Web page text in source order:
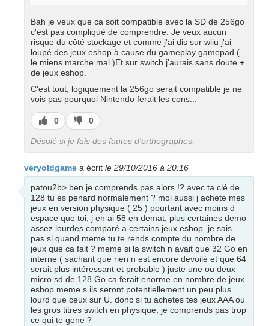
Bah je veux que ca soit compatible avec la SD de 256go
c'est pas compliqué de comprendre. Je veux aucun
risque du côté stockage et comme j'ai dis sur wiiu j'ai
loupé des jeux eshop à cause du gameplay gamepad (
le miens marche mal )Et sur switch j'aurais sans doute +
de jeux eshop.
C'est tout, logiquement la 256go serait compatible je ne
vois pas pourquoi Nintendo ferait les cons...
J’aime
0
J’aime
pas
0
Désolé si je fais des fautes d'orthographes.
veryoldgame a écrit le 29/10/2016 à 20:16
patou2b> ben je comprends pas alors !? avec ta clé de
128 tu es penard normalement ? moi aussi j achete mes
jeux en version physique ( 25 ) pourtant avec moins d
espace que toi, j en ai 58 en demat, plus certaines demo
assez lourdes comparé a certains jeux eshop. je sais
pas si quand meme tu te rends compte du nombre de
jeux que ca fait ? meme si la switch n avait que 32 Go en
interne ( sachant que rien n est encore devoilé et que 64
serait plus intéressant et probable ) juste une ou deux
micro sd de 128 Go ca ferait enorme en nombre de jeux
eshop meme s ils seront potentiellement un peu plus
lourd que ceux sur U. donc si tu achetes tes jeux AAA ou
les gros titres switch en physique, je comprends pas trop
ce qui te gene ?